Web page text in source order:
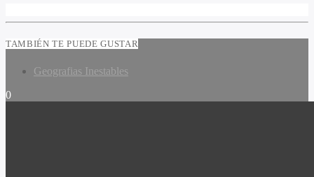
TAMBIÉN TE PUEDE GUSTAR
Geografias Inestables
0